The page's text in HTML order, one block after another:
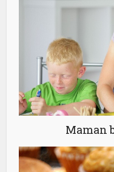
Maman